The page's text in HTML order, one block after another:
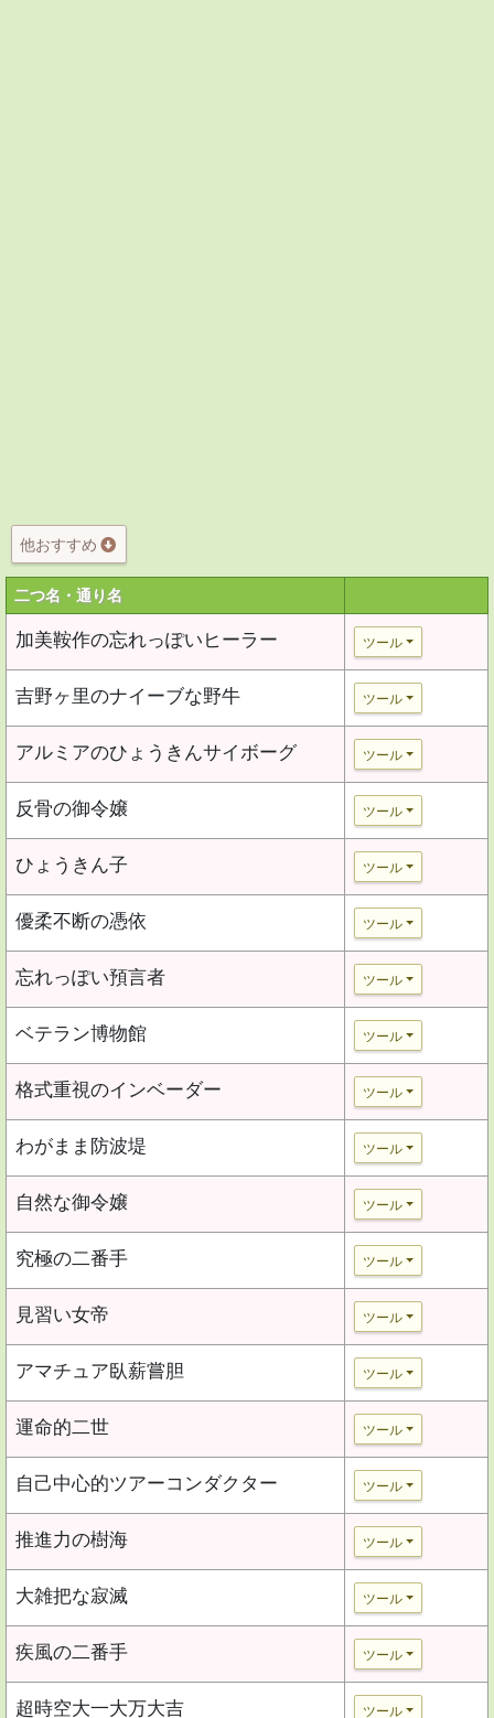
他おすすめ
二つ名・通り名
加美鞍作の忘れっぽいヒーラー ツール
吉野ヶ里のナイーブな野牛 ツール
アルミアのひょうきんサイボーグ ツール
反骨の御令嬢 ツール
ひょうきん子 ツール
優柔不断の憑依 ツール
忘れっぽい預言者 ツール
ベテラン博物館 ツール
格式重視のインベーダー ツール
わがまま防波堤 ツール
自然な御令嬢 ツール
究極の二番手 ツール
見習い女帝 ツール
アマチュア臥薪嘗胆 ツール
運命的二世 ツール
自己中心的ツアーコンダクター ツール
推進力の樹海 ツール
大雑把な寂滅 ツール
疾風の二番手 ツール
超時空大一大万大吉 ツール